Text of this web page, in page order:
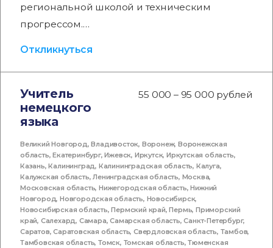
региональной школой и техническим
прогрессом.…
Откликнуться
Учитель
немецкого
языка
55 000 – 95 000 рублей
Великий Новгород,Владивосток, Воронеж,Воронежская
область,Екатеринбург,Ижевск, Иркутск,Иркутская область,
Казань,Калининград, Калининградская область, Калуга,
Калужская область,Ленинградская область, Москва,
Московская область,Нижегородская область,Нижний
Новгород,Новгородская область, Новосибирск,
Новосибирская область,Пермский край,Пермь,Приморский
край, Салехард, Самара,Самарская область,Санкт-Петербург,
Саратов,Саратовская область,Свердловская область, Тамбов,
Тамбовская область,Томск, Томская область,Тюменская